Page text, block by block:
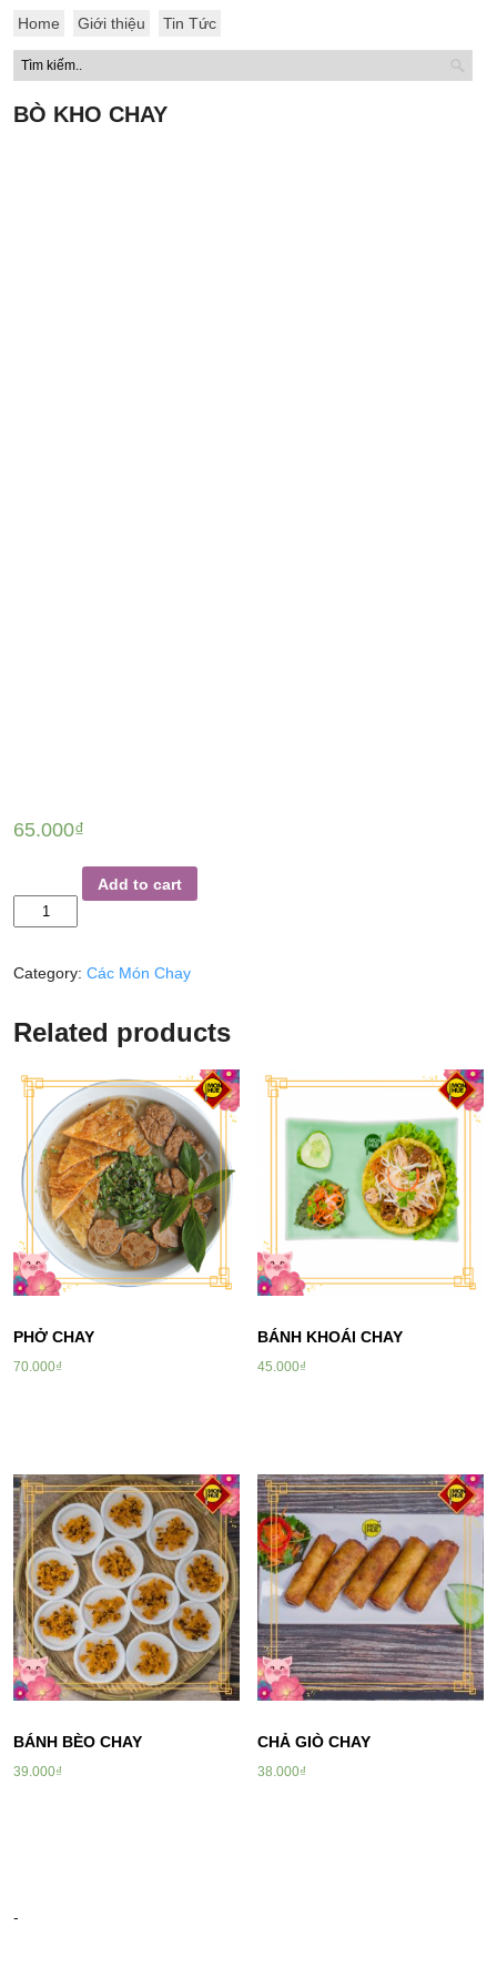
Home Giới thiệu Tin Tức
BÒ KHO CHAY
65.000₫
KHO
quantity
Add to cart
Category: Các Món Chay
Related products
PHỞ CHAY
70.000₫
BÁNH KHOÁI CHAY
45.000₫
BÁNH BÈO CHAY
39.000₫
CHẢ GIÒ CHAY
38.000₫
-